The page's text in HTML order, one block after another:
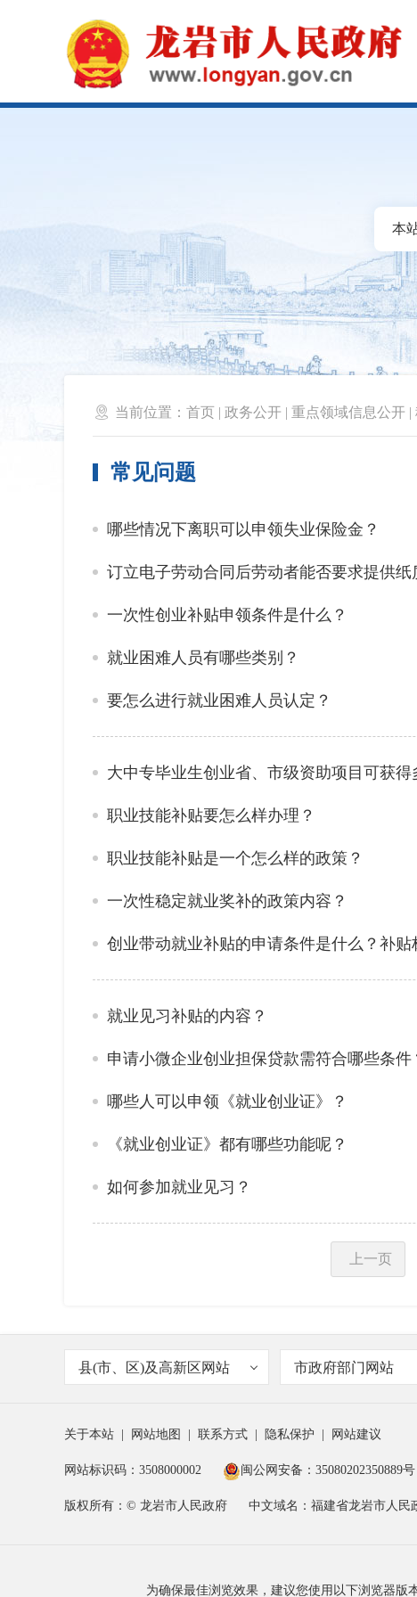
 当前位置： 首页 | 政务公开 | 重点领域信息公开 |
常见问题
哪些情况下离职可以申领失业保险金？
订立电子劳动合同后劳动者能否要求提供纸
一次性创业补贴申领条件是什么？
就业困难人员有哪些类别？
要怎么进行就业困难人员认定？
大中专毕业生创业省、市级资助项目可获得
职业技能补贴要怎么样办理？
职业技能补贴是一个怎么样的政策？
一次性稳定就业奖补的政策内容？
创业带动就业补贴的申请条件是什么？补贴
就业见习补贴的内容？
申请小微企业创业担保贷款需符合哪些条件
哪些人可以申领《就业创业证》？
《就业创业证》都有哪些功能呢？
如何参加就业见习？
上一页
县(市、区)及高新区网站 市政府部门网站
关于本站 网站地图 联系方式 隐私保护 网站建议
网站标识码：3508000002 闽公网安备：35080202350889号
版权所有：© 龙岩市人民政府 中文域名：福建省龙岩市人民
为确保最佳浏览效果，建议您使用以下浏览器版